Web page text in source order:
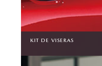
KIT DE VISERAS